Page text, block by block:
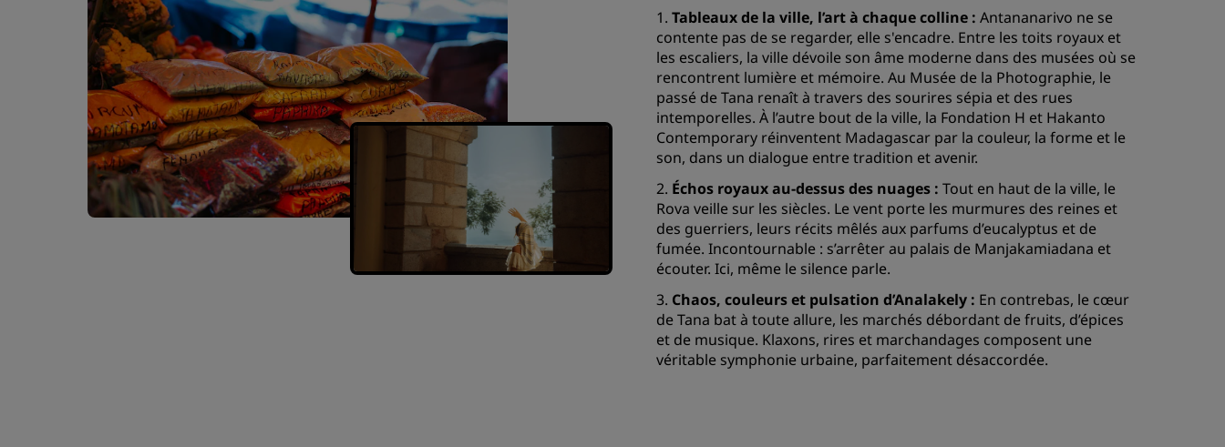
1. Tableaux de la ville, l’art à chaque colline : Antananarivo ne se
contente pas de se regarder, elle s'encadre. Entre les toits royaux et
les escaliers, la ville dévoile son âme moderne dans des musées où se
rencontrent lumière et mémoire. Au Musée de la Photographie, le
passé de Tana renaît à travers des sourires sépia et des rues
intemporelles. À l’autre bout de la ville, la Fondation H et Hakanto
Contemporary réinventent Madagascar par la couleur, la forme et le
son, dans un dialogue entre tradition et avenir.
2. Échos royaux au-dessus des nuages : Tout en haut de la ville, le
Rova veille sur les siècles. Le vent porte les murmures des reines et
des guerriers, leurs récits mêlés aux parfums d’eucalyptus et de
fumée. Incontournable : s’arrêter au palais de Manjakamiadana et
écouter. Ici, même le silence parle.
3. Chaos, couleurs et pulsation d’Analakely : En contrebas, le cœur
de Tana bat à toute allure, les marchés débordant de fruits, d’épices
et de musique. Klaxons, rires et marchandages composent une
véritable symphonie urbaine, parfaitement désaccordée.